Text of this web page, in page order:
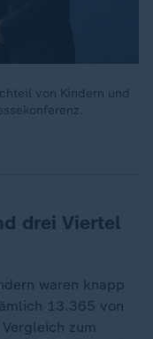
von Kindern und
drei Viertel
waren knapp
13.365 von
zum